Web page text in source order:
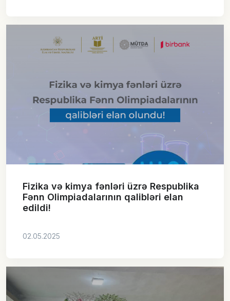
Fizika və kimya fənləri üzrə Respublika
Fənn Olimpiadalarının qalibləri elan
edildi!
02.05.2025